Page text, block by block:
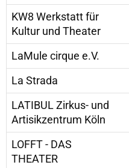
KW8 Werkstatt für
Kultur und Theater
LaMule cirque e.V.
La Strada
LATIBUL Zirkus- und
Artisikzentrum Köln
LOFFT - DAS
THEATER